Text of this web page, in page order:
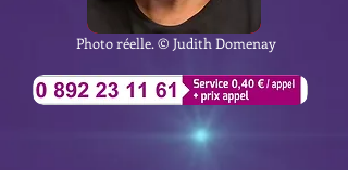
Photo réelle. © Judith Domenay